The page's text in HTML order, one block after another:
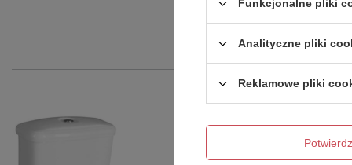
Funkcjonalne pliki
Analityczne pliki
Reklamowe pliki